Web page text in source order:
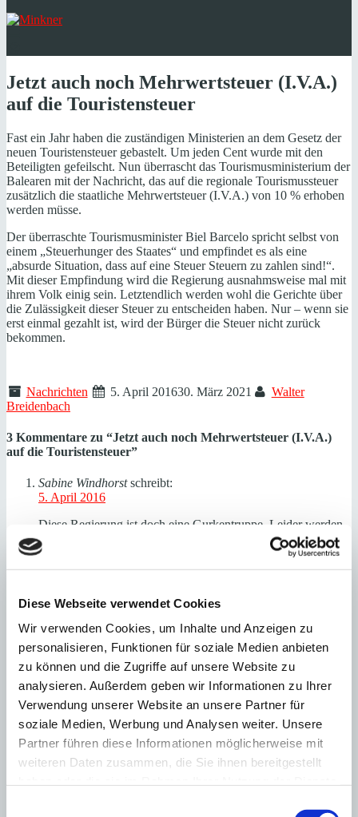
Diese Webseite verwendet Cookies
Wir verwenden Cookies, um Inhalte und Anzeigen zu
personalisieren, Funktionen für soziale Medien anbieten
zu können und die Zugriffe auf unsere Website zu
analysieren. Außerdem geben wir Informationen zu Ihrer
Verwendung unserer Website an unsere Partner für
soziale Medien, Werbung und Analysen weiter. Unsere
Partner führen diese Informationen möglicherweise mit
weiteren Daten zusammen, die Sie ihnen bereitgestellt
Jetzt auch noch Mehrwertsteuer (I.V.A.)
auf die Touristensteuer
Fast ein Jahr haben die zuständigen Ministerien an dem Gesetz der
neuen Touristensteuer gebastelt. Um jeden Cent wurde mit den
Beteiligten gefeilscht. Nun überrascht das Tourismusministerium der
Balearen mit der Nachricht, das auf die regionale Tourismussteuer
zusätzlich die staatliche Mehrwertsteuer (I.V.A.) von 10 % erhoben
werden müsse.
Der überraschte Tourismusminister Biel Barcelo spricht selbst von
einem „Steuerhunger des Staates“ und empfindet es als eine
„absurde Situation, dass auf eine Steuer Steuern zu zahlen sind!“.
Mit dieser Empfindung wird die Regierung ausnahmsweise mal mit
ihrem Volk einig sein. Letztendlich werden wohl die Gerichte über
die Zulässigkeit dieser Steuer zu entscheiden haben. Nur – wenn sie
erst einmal gezahlt ist, wird der Bürger die Steuer nicht zurück
bekommen.
Nachrichten 5. April 201630. März 2021
Walter
Breidenbach
3 Kommentare zu “Jetzt auch noch Mehrwertsteuer (I.V.A.)
auf die Touristensteuer”
Sabine Windhorst schreibt:
5. April 2016
Diese Regierung ist doch eine Gurkentruppe. Leider werden
wir sie wohl noch drei Jahre ertragen müssen. Sabine
Windhorst
5. April 2016
Wo soll denn der Sachverstand herkommen, wenn alle vier
Jahre die gesamte Mannschaft vom Hausmeister bis zum
Minister ausgetauscht wird. Wie soll sich da eine
sachverständige und verlässliche Verwaltung entwickeln?
Christian von Anschütz
Antworten
schreibt:
18. April 2016